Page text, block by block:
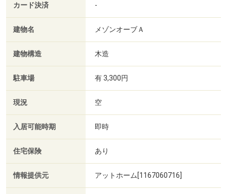
カード決済 -
建物名 メゾンオーブＡ
建物構造 木造
駐車場 有 3,300円
現況 空
入居可能時期 即時
住宅保険 あり
情報提供元 アットホーム[1167060716]